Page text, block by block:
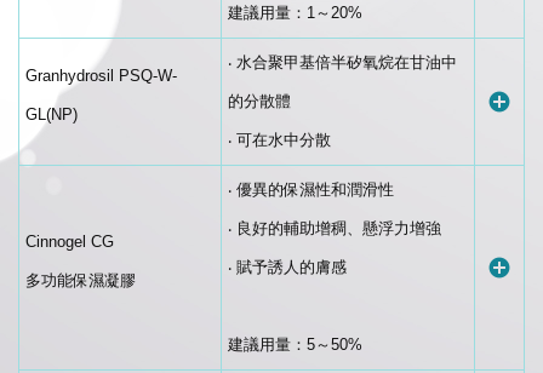
建議用量：1～20%
Granhydrosil PSQ-W-
GL(NP)
‧ 水合聚甲基倍半矽氧烷在甘油中
的分散體
‧ 可在水中分散
Cinnogel CG
多功能保濕凝膠
‧ 優異的保濕性和潤滑性
‧ 良好的輔助增稠、懸浮力增強
‧ 賦予誘人的膚感
建議用量：5～50%